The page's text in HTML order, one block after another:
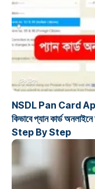
টেক টিপস
NSDL Pan Card
কিভাবে প্যান কার্ড
Step By Step